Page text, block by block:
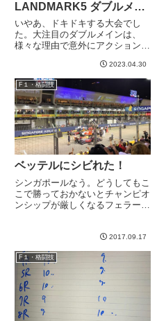
LANDMARK5 ダブルメイ
ンイベント感想
いやあ、ドキドキする大会でし
た。大注目のダブルメインは、
様々な理由で意外にアクションの
れでも試合前の盛り上がりから試
合での攻防の妙、緊張感など、自
分的にはとても楽しめました。噛
み合わなかった朝倉vs.牛久戦立
ち...
2023.04.30
F１・格闘技
ベッテルにシビれた！
シンガポールなう。どうしてもこ
こで勝っておかないとチャンピオ
ンシップが厳しくなるフェラーリ
遅い。。。メルセデスだけでなく
レッドブルにも負けるか、、、と
いう怪しいムードの中、予選Q...
2017.09.17
F１・格闘技